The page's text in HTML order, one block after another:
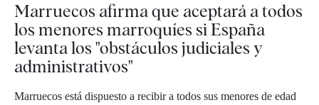
Marruecos afirma que aceptará a todos
los menores marroquíes si España
levanta los "obstáculos judiciales y
administrativos"
Marruecos está dispuesto a recibir a todos sus menores de edad